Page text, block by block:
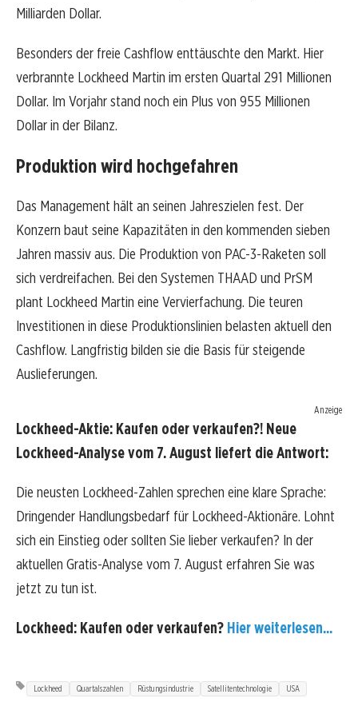
Milliarden Dollar.
Besonders der freie Cashflow enttäuschte den Markt. Hier
verbrannte Lockheed Martin im ersten Quartal 291 Millionen
Dollar. Im Vorjahr stand noch ein Plus von 955 Millionen
Dollar in der Bilanz.
Produktion wird hochgefahren
Das Management hält an seinen Jahreszielen fest. Der
Konzern baut seine Kapazitäten in den kommenden sieben
Jahren massiv aus. Die Produktion von PAC-3-Raketen soll
sich verdreifachen. Bei den Systemen THAAD und PrSM
plant Lockheed Martin eine Vervierfachung. Die teuren
Investitionen in diese Produktionslinien belasten aktuell den
Cashflow. Langfristig bilden sie die Basis für steigende
Auslieferungen.
Anzeige
Lockheed-Aktie: Kaufen oder verkaufen?! Neue
Lockheed-Analyse vom 7. August liefert die Antwort:
Die neusten Lockheed-Zahlen sprechen eine klare Sprache:
Dringender Handlungsbedarf für Lockheed-Aktionäre. Lohnt
sich ein Einstieg oder sollten Sie lieber verkaufen? In der
aktuellen Gratis-Analyse vom 7. August erfahren Sie was
jetzt zu tun ist.
Lockheed: Kaufen oder verkaufen? Hier weiterlesen...
Lockheed Quartalszahlen Rüstungsindustrie Satellitentechnologie USA